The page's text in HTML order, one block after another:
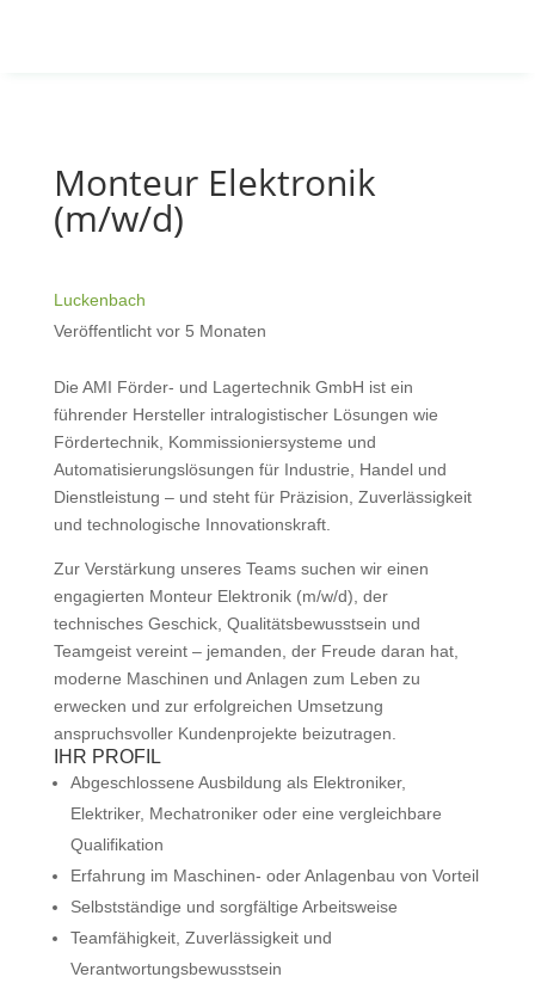
Monteur Elektronik
(m/w/d)
Luckenbach
Veröffentlicht vor 5 Monaten
Die AMI Förder- und Lagertechnik GmbH ist ein
führender Hersteller intralogistischer Lösungen wie
Fördertechnik, Kommissioniersysteme und
Automatisierungslösungen für Industrie, Handel und
Dienstleistung – und steht für Präzision, Zuverlässigkeit
und technologische Innovationskraft.
Zur Verstärkung unseres Teams suchen wir einen
engagierten Monteur Elektronik (m/w/d), der
technisches Geschick, Qualitätsbewusstsein und
Teamgeist vereint – jemanden, der Freude daran hat,
moderne Maschinen und Anlagen zum Leben zu
erwecken und zur erfolgreichen Umsetzung
anspruchsvoller Kundenprojekte beizutragen.
IHR PROFIL
Abgeschlossene Ausbildung als Elektroniker,
Elektriker, Mechatroniker oder eine vergleichbare
Qualifikation
Erfahrung im Maschinen- oder Anlagenbau von Vorteil
Selbstständige und sorgfältige Arbeitsweise
Teamfähigkeit, Zuverlässigkeit und
Verantwortungsbewusstsein